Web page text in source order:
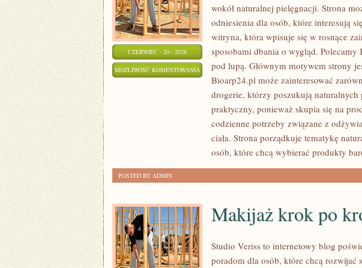
CZERWIEC - 20 - 2026
MOŻLIWOŚĆ KOMENTOWANIA
ZRÓB
SAM
wokół naturalnej pielęgnacji. Strona
odniesienia dla osób, które interesują
witryna, która wpisuje się w rosnące
sposobami dbania o wygląd.
pod lupą. Głównym motywem strony
Bioarp24.pl może zainteresować
drogerie, którzy poszukują naturalnych
praktyczny, ponieważ skupia się na
codzienne potrzeby związane z
ciała. Strona porządkuje tematykę
osób, które chcą wybierać produkty
POSTED BY ADMIN
Makijaż krok po
Studio Veriss to internetowy blog
poradom dla osób, które chcą rozwijać